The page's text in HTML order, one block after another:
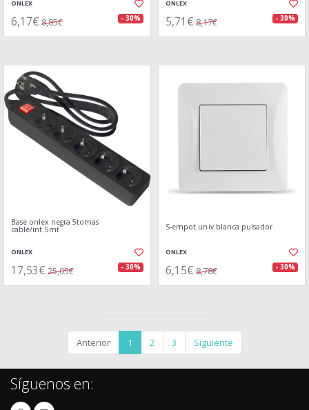
ONLEX
6,17€ 8,85€ - 30%
ONLEX
5,71€ 8,17€ - 30%
Base onlex negra 5tomas
cable/int.5mt
ONLEX
17,53€ 25,05€ - 30%
S-empot.univ.blanca pulsador
ONLEX
6,15€ 8,78€ - 30%
Anterior 1 2 3 Siguiente
Síguenos en: